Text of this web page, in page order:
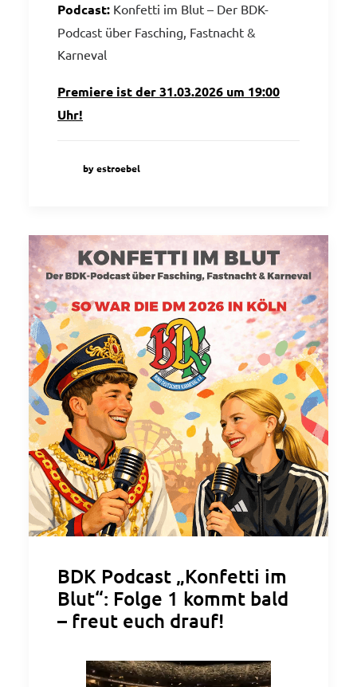
Podcast: Konfetti im Blut – Der BDK-
Podcast über Fasching, Fastnacht &
Karneval
Premiere ist der 31.03.2026 um 19:00
Uhr!
by estroebel
BDK Podcast „Konfetti im
Blut“: Folge 1 kommt bald
– freut euch drauf!